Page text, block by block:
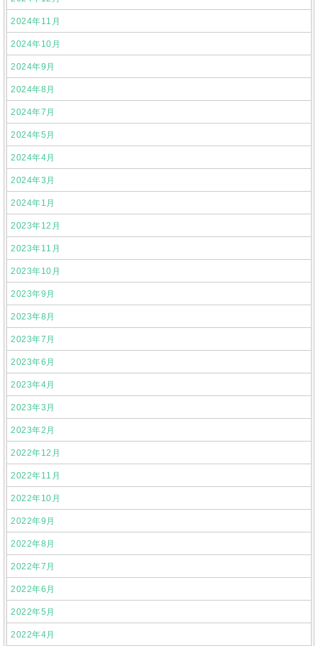
2024年11月
2024年10月
2024年9月
2024年8月
2024年7月
2024年5月
2024年4月
2024年3月
2024年1月
2023年12月
2023年11月
2023年10月
2023年9月
2023年8月
2023年7月
2023年6月
2023年4月
2023年3月
2023年2月
2022年12月
2022年11月
2022年10月
2022年9月
2022年8月
2022年7月
2022年6月
2022年5月
2022年4月